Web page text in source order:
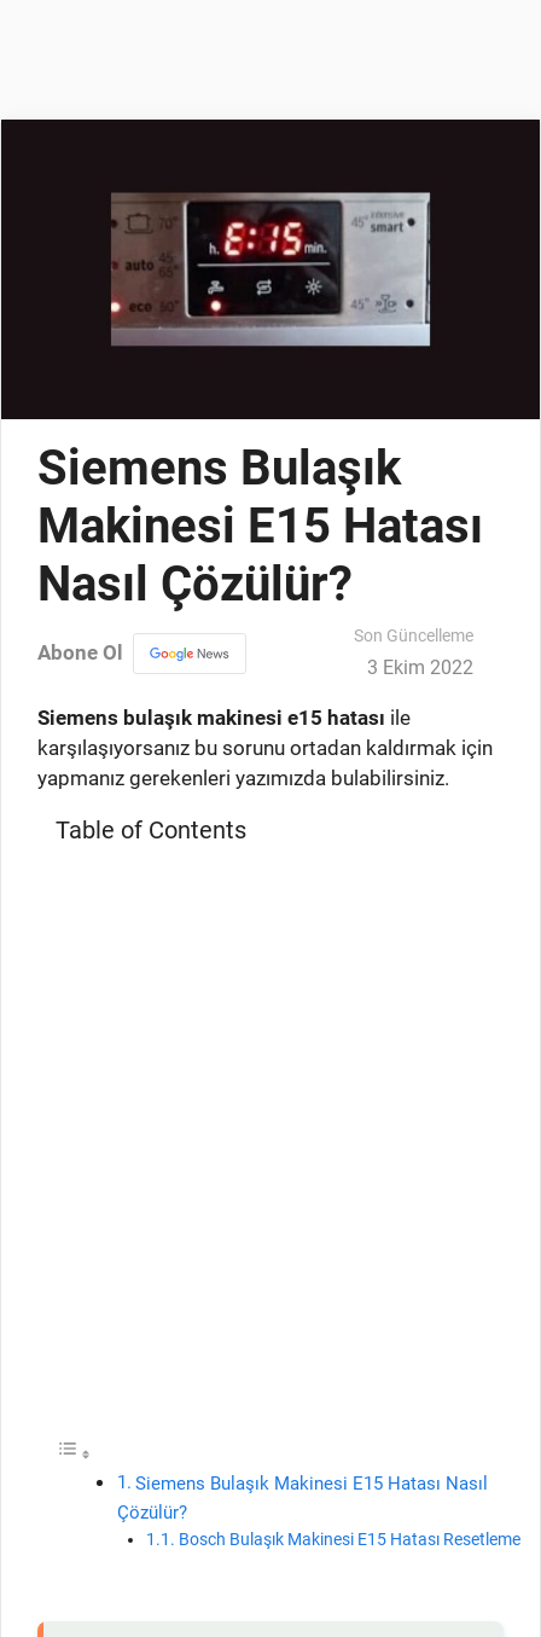
Siemens Bulaşık
Makinesi E15 Hatası
Nasıl Çözülür?
Abone Ol
Son Güncelleme
3 Ekim 2022
Siemens bulaşık makinesi e15 hatası ile
karşılaşıyorsanız bu sorunu ortadan kaldırmak için
yapmanız gerekenleri yazımızda bulabilirsiniz.
Table of Contents
Siemens Bulaşık Makinesi E15 Hatası Nasıl
Çözülür?
Bosch Bulaşık Makinesi E15 Hatası Resetleme